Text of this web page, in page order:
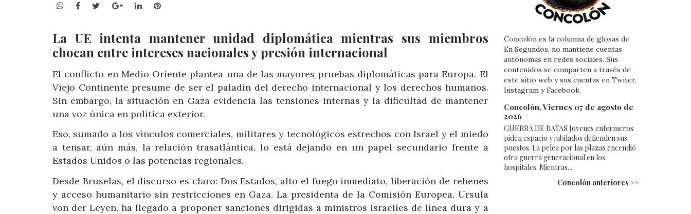
WhatsApp
Facebook
TwitterGoogle+LinkedInPinterest
La UE intenta mantener unidad diplomática mientras sus miembros
chocan entre intereses nacionales y presión internacional
El conflicto en Medio Oriente plantea una de las mayores pruebas diplomáticas para Europa. El
Viejo Continente presume de ser el paladín del derecho internacional y los derechos humanos.
Sin embargo, la situación en Gaza evidencia las tensiones internas y la dificultad de mantener
una voz única en política exterior.
Eso, sumado a los vínculos comerciales, militares y tecnológicos estrechos con Israel y el miedo
a tensar, aún más, la relación trasatlántica, lo está dejando en un papel secundario frente a
Estados Unidos o las potencias regionales.
Desde Bruselas, el discurso es claro: Dos Estados, alto el fuego inmediato, liberación de rehenes
y acceso humanitario sin restricciones en Gaza. La presidenta de la Comisión Europea, Ursula
von der Leyen, ha llegado a proponer sanciones dirigidas a ministros israelíes de línea dura y a
Concolón es la columna de glosas de
En Segundos, no mantiene cuentas
autónomas en redes sociales. Sus
contenidos se comparten a través de
este sitio web y sus cuentas en Twiter,
Instagram y Facebook.
Concolón, Viernes 07 de agosto de
2026
GUERRA DE BATAS Jóvenes enfermeros
piden espacio y jubilados defienden sus
puestos. La pelea por las plazas encendió
otra guerra generacional en los
hospitales. Mientras...
Concolón anteriores >>